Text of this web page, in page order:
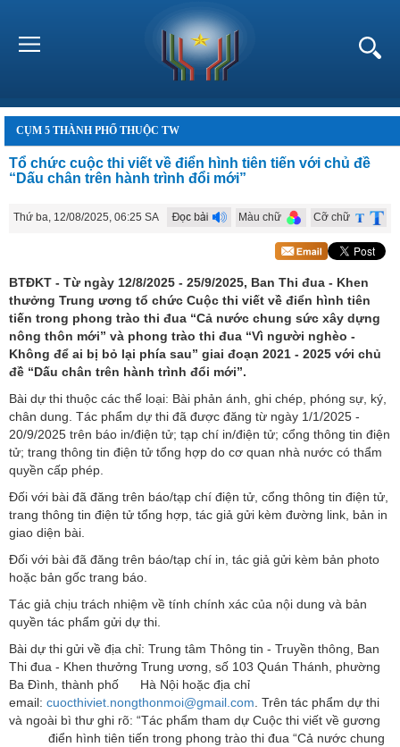
CỤM 5 THÀNH PHỐ THUỘC TW
Tổ chức cuộc thi viết về điển hình tiên tiến với chủ đề
“Dấu chân trên hành trình đổi mới”
Thứ ba, 12/08/2025, 06:25 SA Cỡ chữ
Màu chữ
BTĐKT - Từ ngày 12/8/2025 - 25/9/2025, Ban Thi đua - Khen
thưởng Trung ương tổ chức Cuộc thi viết về điển hình tiên
tiến trong phong trào thi đua “Cả nước chung sức xây dựng
nông thôn mới” và phong trào thi đua “Vì người nghèo -
Không để ai bị bỏ lại phía sau” giai đoạn 2021 - 2025 với chủ
đề “Dấu chân trên hành trình đổi mới”.
Bài dự thi thuộc các thể loại: Bài phản ánh, ghi chép, phóng sự, ký,
chân dung. Tác phẩm dự thi đã được đăng từ ngày 1/1/2025 -
20/9/2025 trên báo in/điện tử; tạp chí in/điện tử; cổng thông tin điện
tử; trang thông tin điện tử tổng hợp do cơ quan nhà nước có thẩm
quyền cấp phép.
Đối với bài đã đăng trên báo/tạp chí điện tử, cổng thông tin điện tử,
trang thông tin điện tử tổng hợp, tác giả gửi kèm đường link, bản in
giao diện bài.
Đối với bài đã đăng trên báo/tạp chí in, tác giả gửi kèm bản photo
hoặc bản gốc trang báo.
Tác giả chịu trách nhiệm về tính chính xác của nội dung và bản
quyền tác phẩm gửi dự thi.
Bài dự thi gửi về địa chỉ: Trung tâm Thông tin - Truyền thông, Ban
Thi đua - Khen thưởng Trung ương, số 103 Quán Thánh, phường
Ba Đình, thành phố Hà Nội hoặc địa chỉ
email: cuocthiviet.nongthonmoi@gmail.com . Trên tác phẩm dự thi
và ngoài bì thư ghi rõ: “Tác phẩm tham dự Cuộc thi viết về gương
điển hình tiên tiến trong phong trào thi đua “Cả nước chung